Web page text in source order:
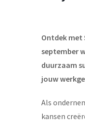
Ontdek met
september
duurzaam
jouw
Als
kansen